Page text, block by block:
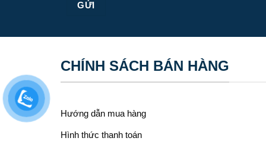
Chảo
Đầu
CHÍNH SÁCH BÁN HÀNG
Hướng dẫn mua hàng
Hình thức thanh toán